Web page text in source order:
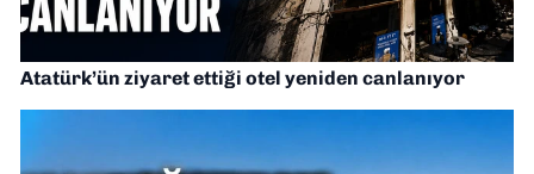
Atatürk’ün ziyaret ettiği otel yeniden canlanıyor